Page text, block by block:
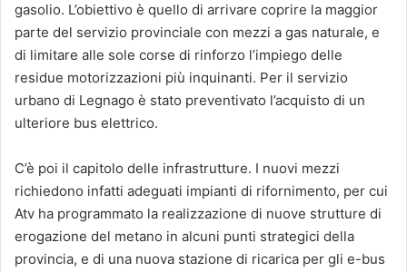
gasolio. L’obiettivo è quello di arrivare coprire la maggior
parte del servizio provinciale con mezzi a gas naturale, e
di limitare alle sole corse di rinforzo l’impiego delle
residue motorizzazioni più inquinanti. Per il servizio
urbano di Legnago è stato preventivato l’acquisto di un
ulteriore bus elettrico.
C’è poi il capitolo delle infrastrutture. I nuovi mezzi
richiedono infatti adeguati impianti di rifornimento, per cui
Atv ha programmato la realizzazione di nuove strutture di
erogazione del metano in alcuni punti strategici della
provincia, e di una nuova stazione di ricarica per gli e-bus